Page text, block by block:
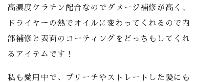
高濃度ケラチン配合なのでダメージ補修が高く、
ドライヤーの熱でオイルに変わってくれるので内
部補修と表面のコーティングをどっちもしてくれ
るアイテムです！
私も愛用中で、ブリーチやストレートした髪にも